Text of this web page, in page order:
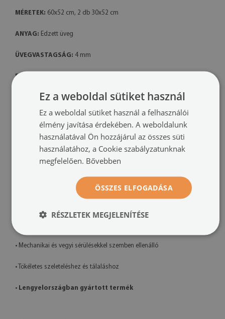
MÉRETEK: 60x52 cm, 2 db 30x52 cm
ANYAG: Edzett üveg
ÜVEGVASTAGSÁG: 4 mm
FELÜLET:
ELLENÁLLÓSÁG:Karcolás- és hőálló
A termék jellemzői:
• Praktikus vágódeszka nyomtatott mintával
• Tartós, edzett üvegből készült
• Könnyen tisztán tartható – higiénikus felület
• Mechanikai és vegyi sérülésekkel szemben ellenálló
• Tökéletes szeleteléshez és tálaláshoz
• Lengyelországban gyártott termék
Ez a weboldal sütiket használ
Ez a weboldal sütiket használ a felhasználói
élmény javítása érdekében. A weboldalunk
használatával Ön hozzájárul az összes süti
használatához, a Cookie szabályzatunknak
megfelelően. Bővebben
ÖSSZES ELFOGADÁSA
RÉSZLETEK MEGJELENÍTÉSE